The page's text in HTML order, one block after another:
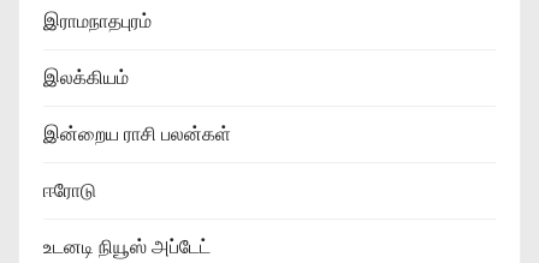
இராமநாதபுரம்
இலக்கியம்
இன்றைய ராசி பலன்கள்
ஈரோடு
உடனடி நியூஸ் அப்டேட்